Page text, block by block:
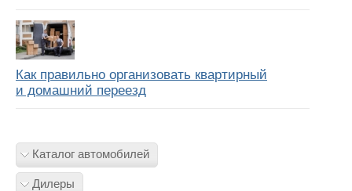
Как правильно организовать квартирный
и домашний переезд
Каталог автомобилей
Дилеры